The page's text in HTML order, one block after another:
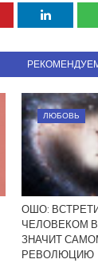
ЛЮБОВЬ
ОШО:
ЧЕЛОВЕКОМ
ЗНАЧИТ
РЕВОЛЮЦИЮ